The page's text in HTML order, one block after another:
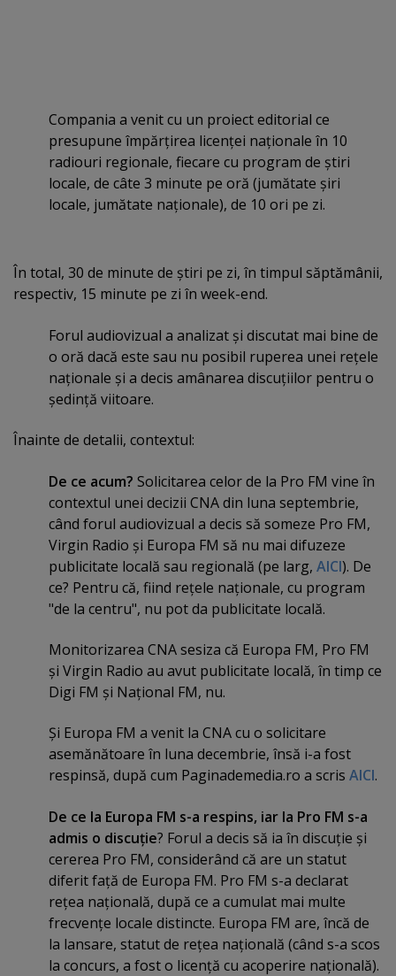
Compania a venit cu un proiect editorial ce
presupune împărţirea licenţei naţionale în 10
radiouri regionale, fiecare cu program de ştiri
locale, de câte 3 minute pe oră (jumătate şiri
locale, jumătate naţionale), de 10 ori pe zi.
În total, 30 de minute de ştiri pe zi, în timpul săptămânii,
respectiv, 15 minute pe zi în week-end.
Forul audiovizual a analizat şi discutat mai bine de
o oră dacă este sau nu posibil ruperea unei reţele
naţionale şi a decis amânarea discuţiilor pentru o
şedinţă viitoare.
Înainte de detalii, contextul:
De ce acum? Solicitarea celor de la Pro FM vine în
contextul unei decizii CNA din luna septembrie,
când forul audiovizual a decis să someze Pro FM,
Virgin Radio şi Europa FM să nu mai difuzeze
publicitate locală sau regională (pe larg, AICI). De
ce? Pentru că, fiind reţele naţionale, cu program
"de la centru", nu pot da publicitate locală.
Monitorizarea CNA sesiza că Europa FM, Pro FM
şi Virgin Radio au avut publicitate locală, în timp ce
Digi FM şi Naţional FM, nu.
Şi Europa FM a venit la CNA cu o solicitare
asemănătoare în luna decembrie, însă i-a fost
respinsă, după cum Paginademedia.ro a scris AICI.
De ce la Europa FM s-a respins, iar la Pro FM s-a
admis o discuţie? Forul a decis să ia în discuţie şi
cererea Pro FM, considerând că are un statut
diferit faţă de Europa FM. Pro FM s-a declarat
reţea naţională, după ce a cumulat mai multe
frecvenţe locale distincte. Europa FM are, încă de
la lansare, statut de reţea naţională (când s-a scos
la concurs, a fost o licenţă cu acoperire naţională).